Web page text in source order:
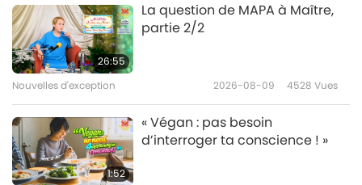
12:13
UFO Investigations - Part 1 of 2
Laura Eisenhower on Restoring
26:55
La question de MAPA à Maître,
partie 2/2
Nouvelles d'exception 2026-08-09 4528 Vues
1:52
« Végan : pas besoin
d’interroger ta conscience ! »